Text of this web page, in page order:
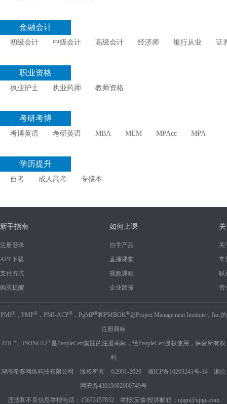
金融会计
初级会计 中级会计 高级会计 经济师 银行从业 证
职业资格
执业护士 执业药师 教师资格
考研考博
考博英语 考研英语 MBA MEM MPAcc MPA
学历提升
自考 成人高考 专接本
新手指南
注册登录
APP下载
支付方式
购买提醒
如何上课
自学产品
直播课堂
视频课程
企业团报
关
常
联
营
PMI ®，PMP®，PMI-ACP®，PgMP®和PMBOK®是Project Management Institute，Inc.的
注册商标
ITIL®、PRINCE2®是PeopleCert集团的注册商标，经PeopleCert授权使用，保留所有权
利
湖南希赛网络科技有限公司 版权所有 ©2001-2026 湘ICP备10203241号-14
湘公
网安备43019002000749号
违法和不良信息举报电话：15673157832 举报/反馈/投诉邮箱：ujigu@ujigu.com